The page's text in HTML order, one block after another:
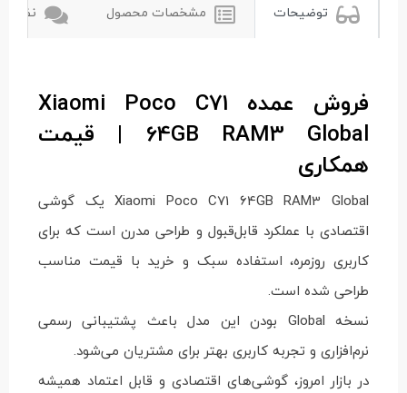
توضیحات مشخصات محصول نظرات
فروش عمده Xiaomi Poco C71
64GB RAM3 Global | قیمت
همکاری
Xiaomi Poco C71 64GB RAM3 Global یک گوشی
اقتصادی با عملکرد قابل‌قبول و طراحی مدرن است که برای
کاربری روزمره، استفاده سبک و خرید با قیمت مناسب
طراحی شده است.
نسخه Global بودن این مدل باعث پشتیبانی رسمی
نرم‌افزاری و تجربه کاربری بهتر برای مشتریان می‌شود.
در بازار امروز، گوشی‌های اقتصادی و قابل اعتماد همیشه